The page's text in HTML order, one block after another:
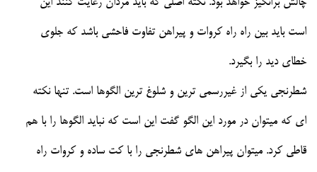
است باید بین راه راه کروات و پیراهن تفاوت فاحشی باشد که جلوی
خطای دید را بگیرد.
شطرنجی یکی از غیررسمی ترین و شلوغ ترین الگوها است. تنها نکته
ای که میتوان در مورد این الگو گفت این است که نباید الگوها را با هم
قاطی کرد. میتوان پیراهن های شطرنجی را با کت ساده و کروات راه